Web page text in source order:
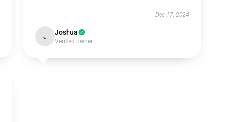
Dec 17, 2024
J Joshua
Verified owner